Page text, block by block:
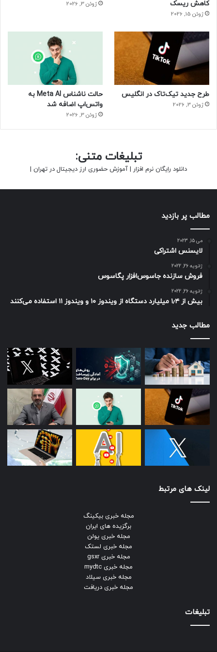
کاهش ریسک
ژوئن 15, 2026
ژوئن 3, 2026
طرح جدید تیک‌تاک در انگلیس
ژوئن 3, 2026
حالت ناشناس Meta AI به
واتس‌اپ اضافه شد
ژوئن 3, 2026
تبلیغات متنی:
دانلود رایگان نرم افزار آموزش حضوری ارز دیجیتال در تهران
مطالب پر بازدید
می 15, 2023
لایسنس اشتراکی
ژانویه 26, 2022
فروش سازنده جاسوس‌افزار پگاسوس
ژانویه 26, 2022
بیش از ۱٫۴ میلیارد دستگاه از ویندوز ۱۰ و ویندوز ۱۱ استفاده می‌کنند
مطالب جدید
لینک های مرتبط
مجله خبری بیکینگ
برگزیده های ایران
مجله خبری یولن
مجله خبری لستک
مجله خبری gsxr
مجله خبری mydtc
مجله خبری سیلاد
مجله خبری دریافت
تبلیغات